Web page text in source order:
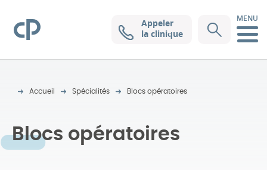
Clinique Pasteur
Appeler
la clinique
MENU
Accueil Spécialités Blocs opératoires
Blocs opératoires